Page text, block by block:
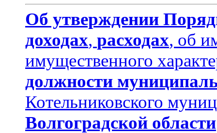
Об утверждении
доходах, расходах, об
имущественного
должности
Котельниковского
Волгоградской области